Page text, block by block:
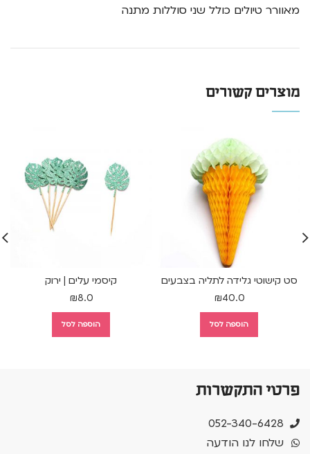
מאוורר טיולים כולל שני סוללות מתנה
מוצרים קשורים
סט קישוטי גלידה לתליה בצבעים
₪40.0
הוספה לסל
קיסמי עלים | ירוק
₪8.0
הוספה לסל
פרטי התקשרות
052-340-6428
שלחו לנו הודעה